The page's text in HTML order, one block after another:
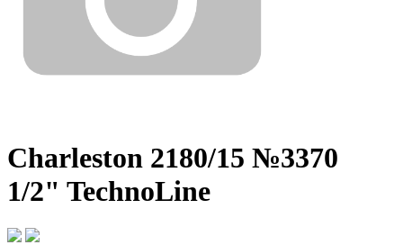
Charleston 2180/15 №3370
1/2" TechnoLine